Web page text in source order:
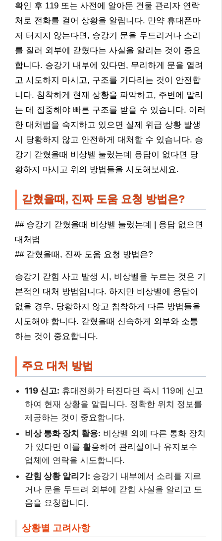
확인 후 119 또는 사전에 알아둔 건물 관리자 연락
처로 전화를 걸어 상황을 알립니다. 만약 휴대폰마
저 터지지 않는다면, 승강기 문을 두드리거나 소리
를 질러 외부에 갇혔다는 사실을 알리는 것이 중요
합니다. 승강기 내부에 있다면, 무리하게 문을 열려
고 시도하지 마시고, 구조를 기다리는 것이 안전합
니다. 침착하게 현재 상황을 파악하고, 주변에 알리
는 데 집중해야 빠른 구조를 받을 수 있습니다. 이러
한 대처법을 숙지하고 있으면 실제 위급 상황 발생
시 당황하지 않고 안전하게 대처할 수 있습니다. 승
강기 갇혔을때 비상벨 눌렀는데 응답이 없다면 당
황하지 마시고 위의 방법들을 시도해보세요.
갇혔을때, 진짜 도움 요청 방법은?
## 승강기 갇혔을때 비상벨 눌렀는데 | 응답 없으면
대처법
## 갇혔을때, 진짜 도움 요청 방법은?
승강기 갇힘 사고 발생 시, 비상벨을 누르는 것은 기
본적인 대처 방법입니다. 하지만 비상벨에 응답이
없을 경우, 당황하지 않고 침착하게 다른 방법들을
시도해야 합니다. 갇혔을때 신속하게 외부와 소통
하는 것이 중요합니다.
주요 대처 방법
119 신고: 휴대전화가 터진다면 즉시 119에 신고
하여 현재 상황을 알립니다. 정확한 위치 정보를
제공하는 것이 중요합니다.
비상 통화 장치 활용: 비상벨 외에 다른 통화 장치
가 있다면 이를 활용하여 관리실이나 유지보수
업체에 연락을 시도합니다.
갇힘 상황 알리기: 승강기 내부에서 소리를 지르
거나 문을 두드려 외부에 갇힘 사실을 알리고 도
움을 요청합니다.
상황별 고려사항